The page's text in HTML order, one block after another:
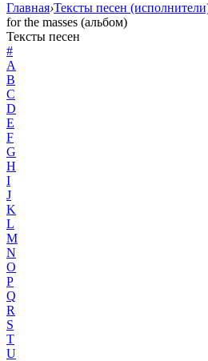
Главная›Тексты песен
for the masses (альбом)
Тексты песен
#
A
B
C
D
E
F
G
H
I
J
K
L
M
N
O
P
Q
R
S
T
U